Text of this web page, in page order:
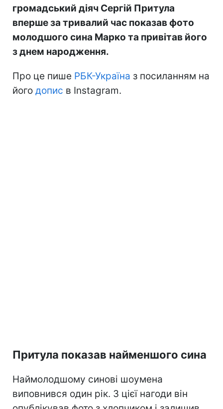
громадський діяч Сергій Притула
вперше за тривалий час показав фото
молодшого сина Марко та привітав його
з днем народження.
Про це пише РБК-Україна з посиланням на
його допис в Instagram.
Притула показав найменшого сина
Наймолодшому синові шоумена
виповнився один рік. З цієї нагоди він